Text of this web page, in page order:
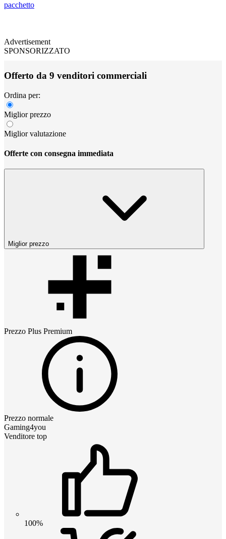
pacchetto
Advertisement
SPONSORIZZATO
Offerto da 9 venditori commerciali
Ordina per:
Miglior prezzo
Miglior valutazione
Offerte con consegna immediata
Miglior prezzo
Prezzo Plus Premium
Prezzo normale
Gaming4you
Venditore top
100%